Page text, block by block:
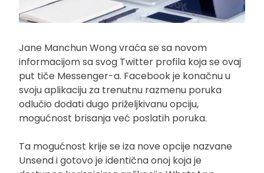
Jane Manchun Wong vraća se sa novom
informacijom sa svog Twitter profila koja se ovaj
put tiče Messenger-a. Facebook je konačnu u
svoju aplikaciju za trenutnu razmenu poruka
odlučio dodati dugo priželjkivanu opciju,
mogućnost brisanja već poslatih poruka.
Ta mogućnost krije se iza nove opcije nazvane
Unsend i gotovo je identična onoj koja je